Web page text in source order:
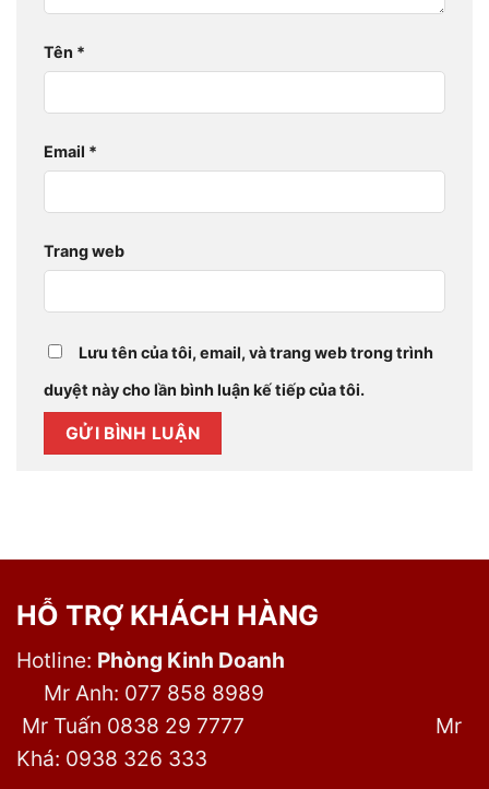
Tên *
Email *
Trang web
Lưu tên của tôi, email, và trang web trong trình
duyệt này cho lần bình luận kế tiếp của tôi.
HỖ TRỢ KHÁCH HÀNG
Hotline: Phòng Kinh Doanh
Mr Anh: 077 858 8989
Mr Tuấn 0838 29 7777 Mr
Khá: 0938 326 333